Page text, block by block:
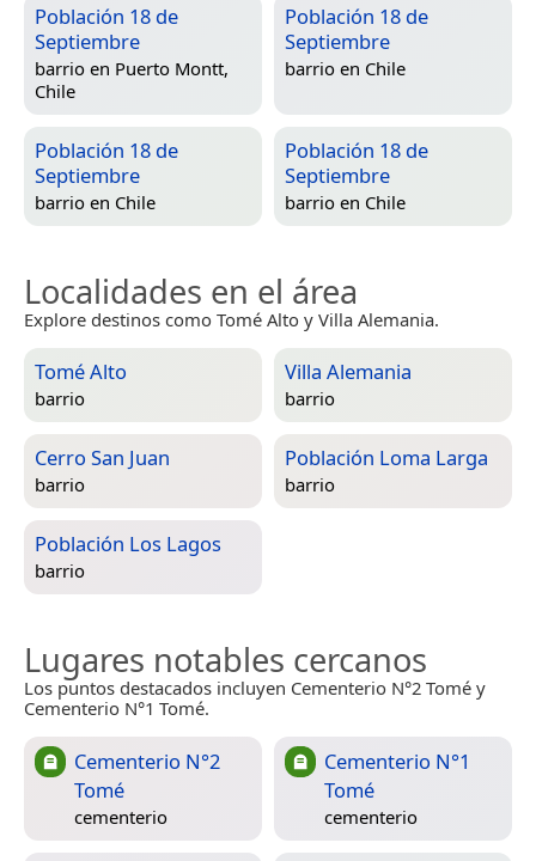
Población 18 de
Septiembre
barrio en Puerto Montt,
Chile
Población 18 de
Septiembre
barrio en Chile
Población 18 de
Septiembre
barrio en Chile
Población 18 de
Septiembre
barrio en Chile
Localidades en el área
Explore destinos como Tomé Alto y Villa Alemania.
Tomé Alto
barrio
Villa Alemania
barrio
Cerro San Juan
barrio
Población Loma Larga
barrio
Población Los Lagos
barrio
Lugares notables cercanos
Los puntos destacados incluyen Cementerio N°2 Tomé y
Cementerio N°1 Tomé.
Cementerio N°2
Tomé
cementerio
Cementerio N°1
Tomé
cementerio